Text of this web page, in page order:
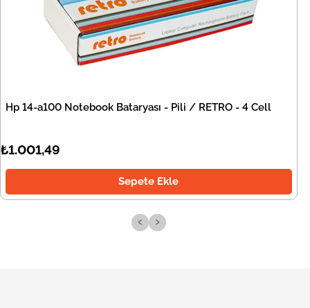
Hp 14-a100 Notebook Bataryası - Pili / RETRO - 4 Cell
₺1.001,49
Sepete Ekle
‹ ›